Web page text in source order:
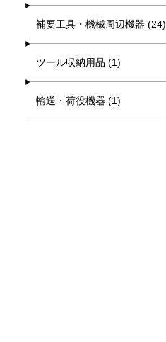
補要工具・機械周辺機器 (24)
ツール収納用品 (1)
輸送・荷役機器 (1)